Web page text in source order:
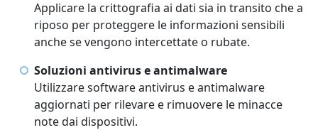
Applicare la crittografia ai dati sia in transito che a
riposo per proteggere le informazioni sensibili
anche se vengono intercettate o rubate.
Soluzioni antivirus e antimalware
Utilizzare software antivirus e antimalware
aggiornati per rilevare e rimuovere le minacce
note dai dispositivi.